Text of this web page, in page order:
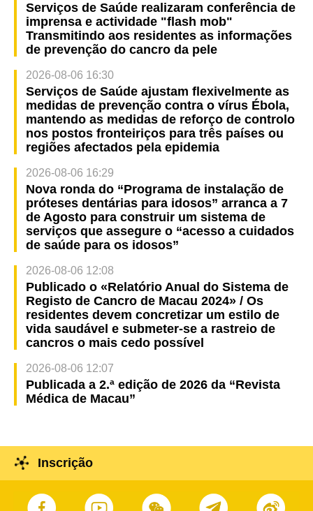
Serviços de Saúde realizaram conferência de
imprensa e actividade "flash mob"
Transmitindo aos residentes as informações
de prevenção do cancro da pele
2026-08-06 16:30
Serviços de Saúde ajustam flexivelmente as
medidas de prevenção contra o vírus Ébola,
mantendo as medidas de reforço de controlo
nos postos fronteiriços para três países ou
regiões afectados pela epidemia
2026-08-06 16:29
Nova ronda do “Programa de instalação de
próteses dentárias para idosos” arranca a 7
de Agosto para construir um sistema de
serviços que assegure o “acesso a cuidados
de saúde para os idosos”
2026-08-06 12:08
Publicado o «Relatório Anual do Sistema de
Registo de Cancro de Macau 2024» / Os
residentes devem concretizar um estilo de
vida saudável e submeter-se a rastreio de
cancros o mais cedo possível
2026-08-06 12:07
Publicada a 2.ª edição de 2026 da “Revista
Médica de Macau”
Inscrição